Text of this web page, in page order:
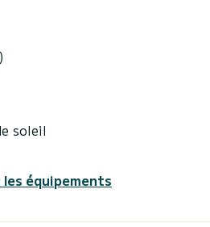
soleil
équipements